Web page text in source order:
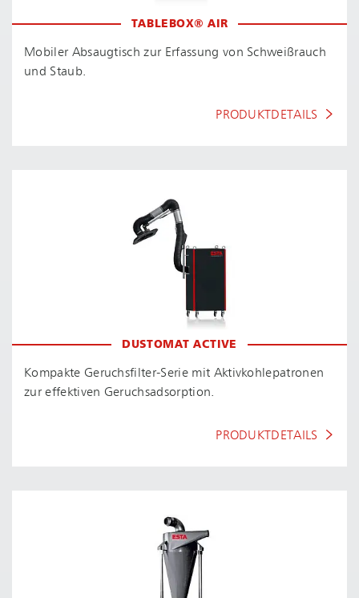
TABLEBOX® AIR
Mobiler Absaugtisch zur Erfassung von Schweißrauch
und Staub.
PRODUKTDETAILS
DUSTOMAT ACTIVE
Kompakte Ge­ruchs­fil­ter-Se­rie mit Ak­tiv­koh­le­pa­tro­nen
zur effektiven Ge­ruchsad­sorp­ti­on.
PRODUKTDETAILS